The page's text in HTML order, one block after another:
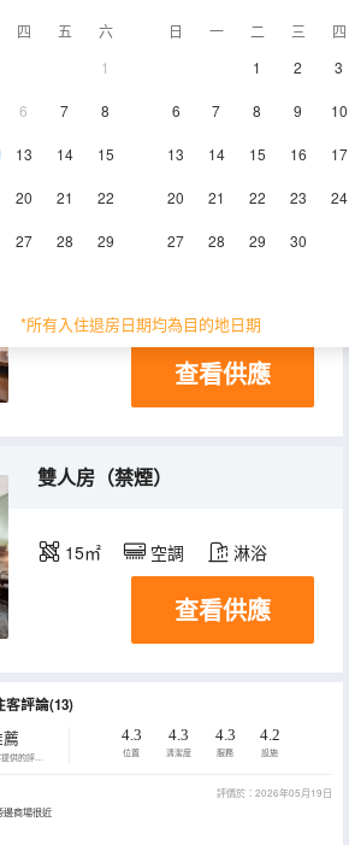
四 五
六
1
6 7 8
13 14 15
20 21 22
27 28 29
日 一 二 三
四
1
2 3
6 7 8 9 10
13 14 15 16 17
20 21 22 23 24
27 28 29 30
*所有入住退房日期均為目的地日期
雙床房 - 禁煙
15㎡ 空調 淋浴
查看供應
雙人房（禁煙）
15㎡ 空調 淋浴
查看供應
評論(13)
薦
永安旅遊評價由真實酒店住客提供的評價。
4.3
位置
4.3
清潔度
4.3
服務
4.2
設施
評價於：2026年05月19日
邊商場很近